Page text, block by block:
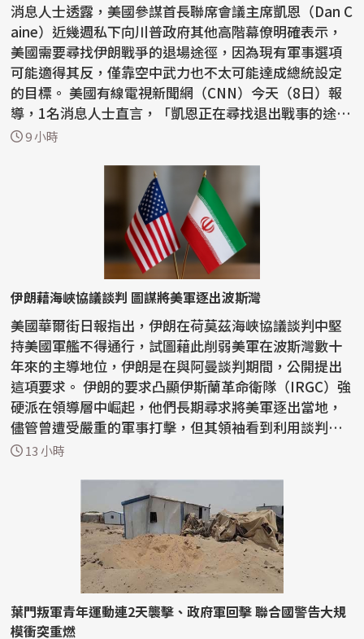
消息人士透露，美國參謀首長聯席會議主席凱恩（Dan C
aine）近幾週私下向川普政府其他高階幕僚明確表示，
美國需要尋找伊朗戰爭的退場途徑，因為現有軍事選項
可能適得其反，僅靠空中武力也不太可能達成總統設定
的目標。 美國有線電視新聞網（CNN）今天（8日）報
導，1名消息人士直言，「凱恩正在尋找退出戰事的途
徑」。...
9 小時
伊朗藉海峽協議談判 圖謀將美軍逐出波斯灣
美國華爾街日報指出，伊朗在荷莫茲海峽協議談判中堅
持美國軍艦不得通行，試圖藉此削弱美軍在波斯灣數十
年來的主導地位，伊朗是在與阿曼談判期間，公開提出
這項要求。 伊朗的要求凸顯伊斯蘭革命衛隊（IRGC）強
硬派在領導層中崛起，他們長期尋求將美軍逐出當地，
儘管曾遭受嚴重的軍事打擊，但其領袖看到利用談判動
搖...13 小時
葉門叛軍青年運動連2天襲擊、政府軍回擊 聯合國警告大規
模衝突重燃